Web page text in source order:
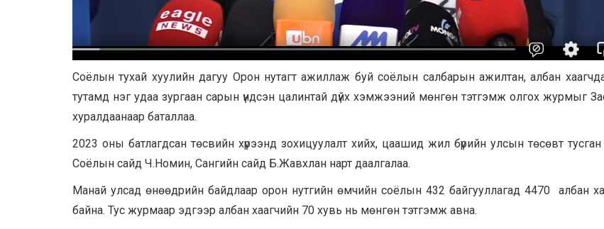
Соёлын тухай хуулийн дагуу Орон нутагт ажиллаж буй соёлын салбарын ажилтан, албан
тутамд нэг удаа зургаан сарын үндсэн цалинтай дүйх хэмжээний мөнгөн тэтгэмж олгох журмыг
хуралдаанаар баталлаа.
2023 оны батлагдсан төсвийн хүрээнд зохицуулалт хийх, цаашид жил бүрийн улсын төсөвт тусган
Соёлын сайд Ч.Номин, Сангийн сайд Б.Жавхлан нарт даалгалаа.
Манай улсад өнөөдрийн байдлаар орон нутгийн өмчийн соёлын 432 байгууллагад 4470 албан
байна. Тус журмаар эдгээр албан хаагчийн 70 хувь нь мөнгөн тэтгэмж авна.